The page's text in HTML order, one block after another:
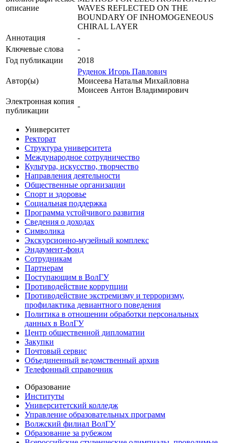
описание
WAVES REFLECTED ON THE
BOUNDARY OF INHOMOGENEOUS
CHIRAL LAYER
Аннотация
-
Ключевые cлова
-
Год публикации
2018
Автор(ы)
Руденок Игорь Павлович
Моисеева Наталья Михайловна
Моисеев Антон Владимирович
Электронная копия
публикации
-
Университет
Ректорат
Структура университета
Международное сотрудничество
Культура, искусство, творчество
Направления деятельности
Общественные организации
Спорт и здоровье
Социальная поддержка
Программа устойчивого развития
Сведения о доходах
Символика
Экскурсионно-музейный комплекс
Эндаумент-фонд
Сотрудникам
Партнерам
Поступающим в ВолГУ
Противодействие коррупции
Противодействие экстремизму и терроризму,
профилактика девиантного поведения
Политика в отношении обработки персональных
данных в ВолГУ
Центр общественной дипломатии
Закупки
Почтовый сервис
Объединенный ведомственный архив
Телефонный справочник
Образование
Институты
Университетский колледж
Управление образовательных программ
Волжский филиал ВолГУ
Образование за рубежом